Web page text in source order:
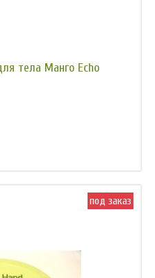
тела Манго Есhо
под заказ